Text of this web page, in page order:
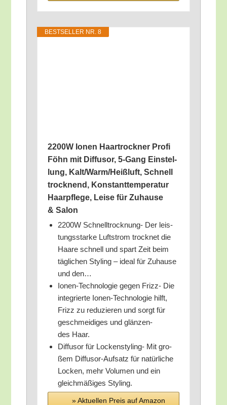
BEST­SEL­LER NR. 8
2200W Ionen Haar­trock­ner Pro­fi
Föhn mit Dif­fu­sor, 5‑Gang Ein­stel­
lung, Kalt/​Warm/​Heißluft, Schnell
trock­nend, Kon­stant­tem­pe­ra­tur
Haar­pfle­ge, Lei­se für Zuhau­se
& Salon
2200W Schnell­trock­nung- Der leis­
tungs­star­ke Luft­strom trock­net die
Haa­re schnell und spart Zeit beim
täg­li­chen Sty­ling – ide­al für Zuhau­se
und den…
Ionen-Tech­no­lo­gie gegen Frizz- Die
inte­grier­te Ionen-Tech­no­lo­gie hilft,
Frizz zu redu­zie­ren und sorgt für
geschmei­di­ges und glän­zen­
des Haar.
Dif­fu­sor für Locken­sty­ling- Mit gro­
ßem Dif­fu­sor-Auf­satz für natür­li­che
Locken, mehr Volu­men und ein
gleich­mä­ßi­ges Styling.
» Aktu­el­len Preis auf Ama­zon